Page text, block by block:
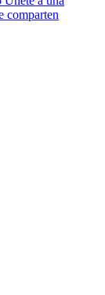
comparten